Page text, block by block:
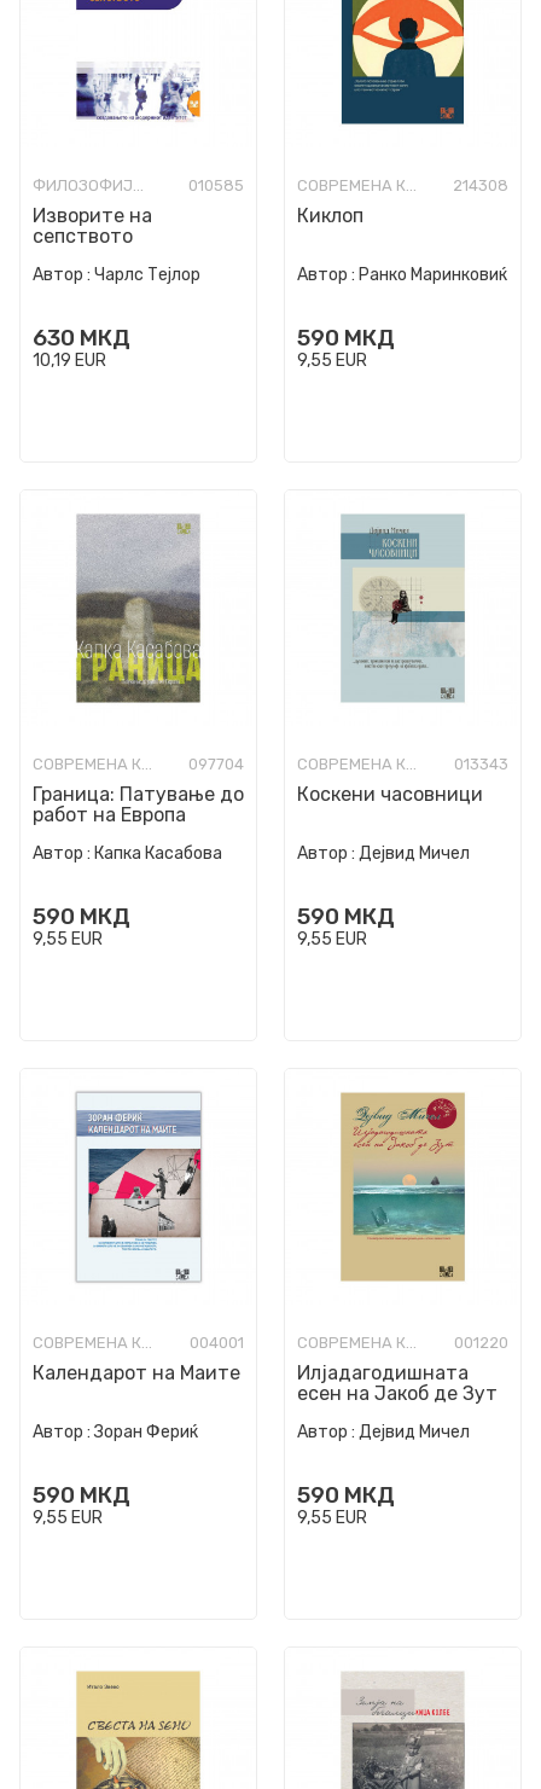
ФИЛОЗОФИЈА И СВЕТОГЛЕД 010585
Изворите на
сепството
Автор : Чарлс Тејлор
630 МКД
10,19 EUR
СОВРЕМЕНА КНИЖЕВНОСТ 214308
Киклоп
Автор : Ранко Маринковиќ
590 МКД
9,55 EUR
СОВРЕМЕНА КНИЖЕВНОСТ 097704
Граница: Патување до
работ на Европа
Автор : Капка Касабова
590 МКД
9,55 EUR
СОВРЕМЕНА КНИЖЕВНОСТ 013343
Коскени часовници
Автор : Дејвид Мичел
590 МКД
9,55 EUR
СОВРЕМЕНА КНИЖЕВНОСТ 004001
Календарот на Маите
Автор : Зоран Фериќ
590 МКД
9,55 EUR
СОВРЕМЕНА КНИЖЕВНОСТ 001220
Илјадагодишната
есен на Јакоб де Зут
Автор : Дејвид Мичел
590 МКД
9,55 EUR